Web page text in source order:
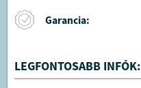
Garancia:
LEGFONTOSABB INFÓK: